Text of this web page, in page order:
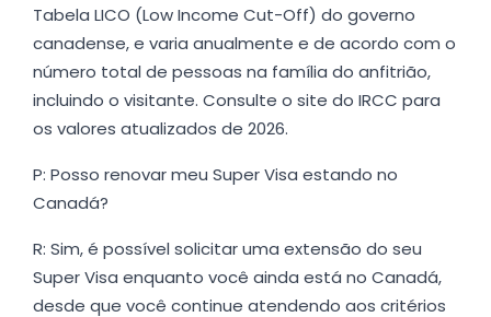
Tabela LICO (Low Income Cut-Off) do governo
canadense, e varia anualmente e de acordo com o
número total de pessoas na família do anfitrião,
incluindo o visitante. Consulte o site do IRCC para
os valores atualizados de 2026.
P: Posso renovar meu Super Visa estando no
Canadá?
R: Sim, é possível solicitar uma extensão do seu
Super Visa enquanto você ainda está no Canadá,
desde que você continue atendendo aos critérios